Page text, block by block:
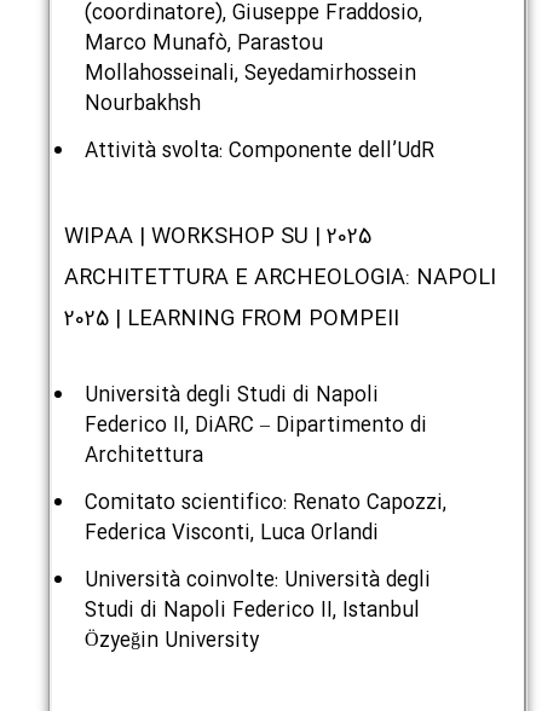
(coordinatore), Giuseppe Fraddosio,
Marco Munafò, Parastou
Mollahosseinali, Seyedamirhossein
Nourbakhsh
Attività svolta: Componente dell’UdR
2025 | WIPAA | WORKSHOP SU
ARCHITETTURA E ARCHEOLOGIA: NAPOLI
2025 | LEARNING FROM POMPEII
Università degli Studi di Napoli
Federico II, DiARC – Dipartimento di
Architettura
Comitato scientifico: Renato Capozzi,
Federica Visconti, Luca Orlandi
Università coinvolte: Università degli
Studi di Napoli Federico II, Istanbul
Özyeğin University